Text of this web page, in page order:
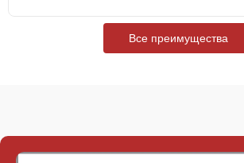
Все преимущества